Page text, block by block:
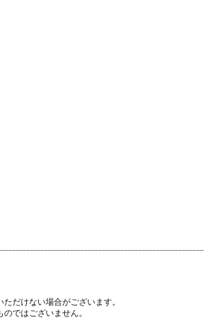
だけない場合がございます。
ではございません。